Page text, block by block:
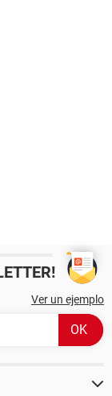
Ver un ejemplo